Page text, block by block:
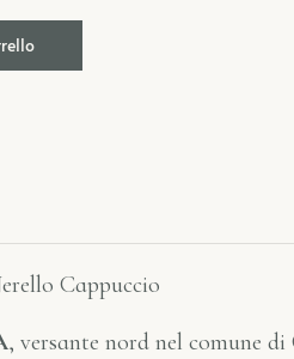
Cappuccio
, versante nord nel comune